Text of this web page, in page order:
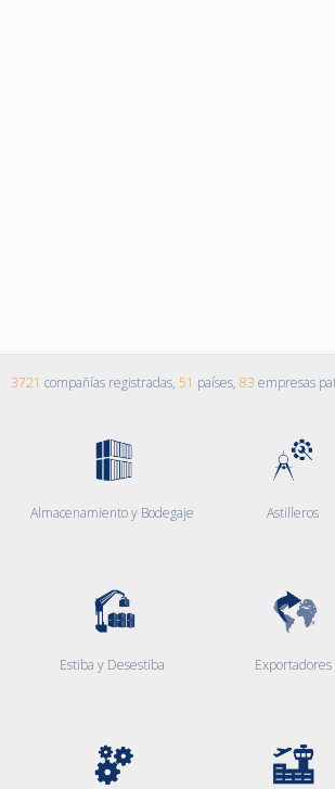
3721 compañías registradas, 51 países, 83 empresas
Almacenamiento y Bodegaje Astilleros
Estiba y Desestiba Exportadores